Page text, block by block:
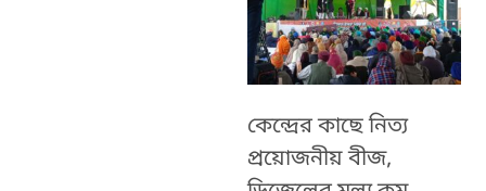
কেন্দ্রের কাছে নিত্য
প্রয়োজনীয় বীজ,